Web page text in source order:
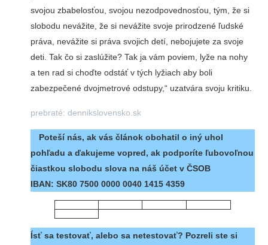
svojou zbabelosťou, svojou nezodpovednosťou, tým, že si
slobodu nevážite, že si nevážite svoje prirodzené ľudské
práva, nevážite si práva svojich detí, nebojujete za svoje
deti. Tak čo si zaslúžite? Tak ja vám poviem, lyže na nohy
a ten rad si choďte odstáť v tých lyžiach aby boli
zabezpečené dvojmetrové odstupy,“ uzatvára svoju kritiku.
prebraté: dennikslovensko.sk
Poteší nás, ak vás článok obohatil o iný uhol
pohľadu a ďakujeme vopred, ak podporíte ľubovoľnou
čiastkou slobodu slova na náš účet v ČSOB
IBAN: SK80 7500 0000 0040 1415 4359
Ísť sa testovať, alebo sa netestovať? Pozreli ste si